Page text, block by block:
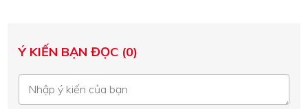
Ý KIẾN BẠN ĐỌC (0)